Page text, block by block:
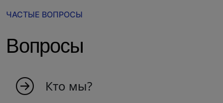
ЧАСТЫЕ ВОПРОСЫ
Вопросы
Кто мы?